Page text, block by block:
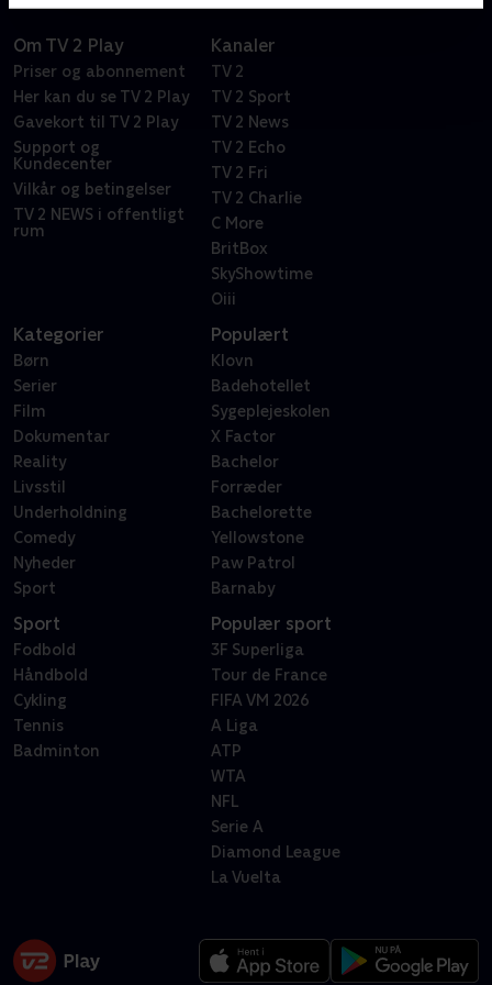
Om TV 2 Play
Priser og abonnement
Her kan du se TV 2 Play
Gavekort til TV 2 Play
Support og
Kundecenter
Vilkår og betingelser
TV 2 NEWS i offentligt
rum
Kanaler
TV 2
TV 2 Sport
TV 2 News
TV 2 Echo
TV 2 Fri
TV 2 Charlie
C More
BritBox
SkyShowtime
Oiii
Kategorier
Børn
Serier
Film
Dokumentar
Reality
Livsstil
Underholdning
Comedy
Nyheder
Sport
Populært
Klovn
Badehotellet
Sygeplejeskolen
X Factor
Bachelor
Forræder
Bachelorette
Yellowstone
Paw Patrol
Barnaby
Sport
Fodbold
Håndbold
Cykling
Tennis
Badminton
Populær sport
3F Superliga
Tour de France
FIFA VM 2026
A Liga
ATP
WTA
NFL
Serie A
Diamond League
La Vuelta